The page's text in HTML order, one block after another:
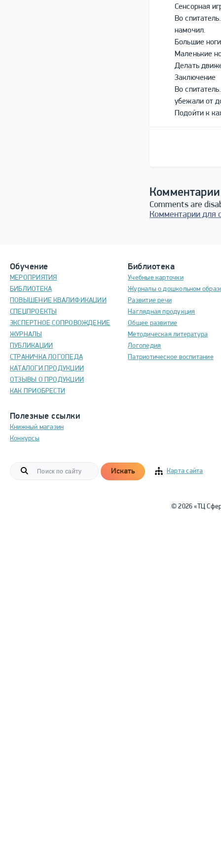
Сенсорная
Во
намочил.
Большие
Маленькие
Делать
Заключение
Во
убежали от
Подойти к
Comments are
Комментарии для
Обучение
МЕРОПРИЯТИЯ
БИБЛИОТЕКА
ПОВЫШЕНИЕ КВАЛИФИКАЦИИ
СПЕЦПРОЕКТЫ
ЭКСПЕРТНОЕ СОПРОВОЖДЕНИЕ
ЖУРНАЛЫ
ПУБЛИКАЦИИ
СТРАНИЧКА ЛОГОПЕДА
КАТАЛОГИ ПРОДУКЦИИ
ОТЗЫВЫ О ПРОДУКЦИИ
КАК ПРИОБРЕСТИ
Полезные ссылки
Книжный магазин
Конкурсы
Библиотека
Учебные карточки
Журналы о дошкольном
Развитие речи
Наглядная продукция
Общее развитие
Методическая литература
Логопедия
Патриотическое воспитание
Искать Карта сайта
© 2026 «ТЦ